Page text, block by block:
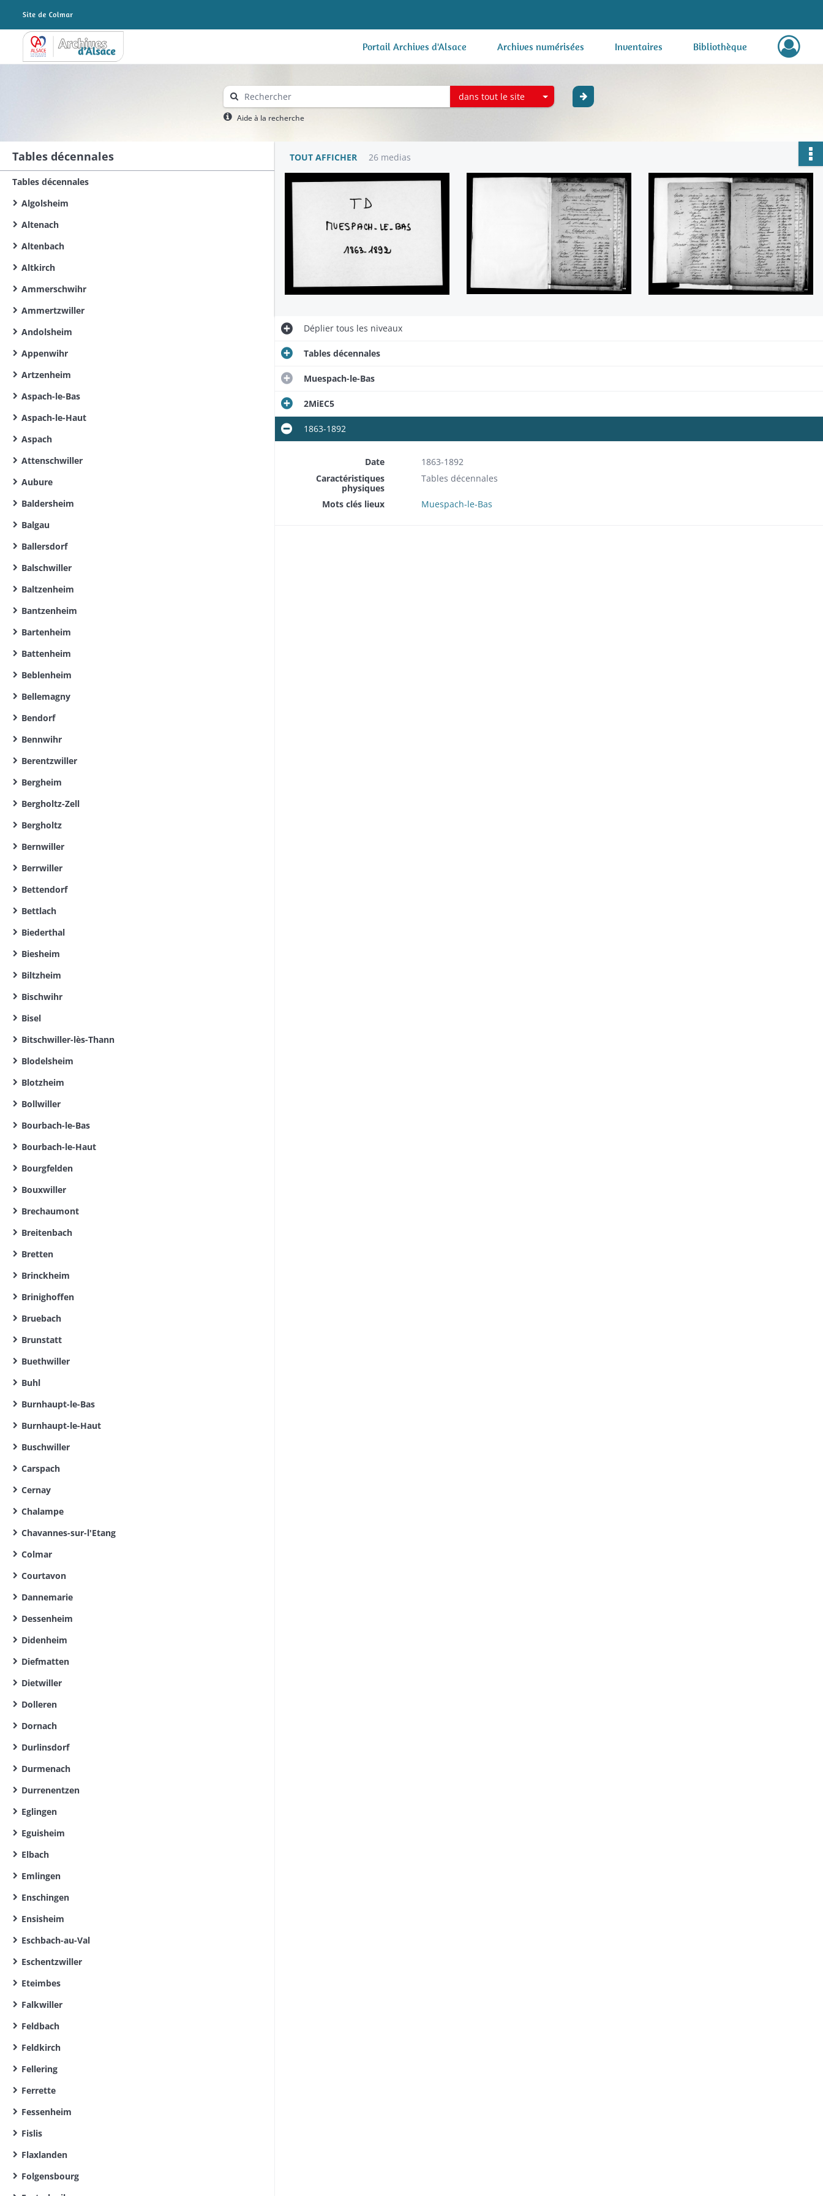
Archives Alsace - Colmar Portail Archives d'Alsace Archives numérisées Inventaires Bibliothèque
dans tout le site
Aide à la recherche
Tables décennales
Tables décennales
Algolsheim
Altenach
Altenbach
Altkirch
Ammerschwihr
Ammertzwiller
Andolsheim
Appenwihr
Artzenheim
Aspach-le-Bas
Aspach-le-Haut
Aspach
Attenschwiller
Aubure
Baldersheim
Balgau
Ballersdorf
Balschwiller
Baltzenheim
Bantzenheim
Bartenheim
Battenheim
Beblenheim
Bellemagny
Bendorf
Bennwihr
Berentzwiller
Bergheim
Bergholtz-Zell
Bergholtz
Bernwiller
Berrwiller
Bettendorf
Bettlach
Biederthal
Biesheim
Biltzheim
Bischwihr
Bisel
Bitschwiller-lès-Thann
Blodelsheim
Blotzheim
Bollwiller
Bourbach-le-Bas
Bourbach-le-Haut
Bourgfelden
Bouxwiller
Brechaumont
Breitenbach
Bretten
Brinckheim
Brinighoffen
Bruebach
Brunstatt
Buethwiller
Buhl
Burnhaupt-le-Bas
Burnhaupt-le-Haut
Buschwiller
Carspach
Cernay
Chalampe
Chavannes-sur-l'Etang
Colmar
Courtavon
Dannemarie
Dessenheim
Didenheim
Diefmatten
Dietwiller
Dolleren
Dornach
Durlinsdorf
Durmenach
Durrenentzen
Eglingen
Eguisheim
Elbach
Emlingen
Enschingen
Ensisheim
Eschbach-au-Val
Eschentzwiller
Eteimbes
Falkwiller
Feldbach
Feldkirch
Fellering
Ferrette
Fessenheim
Fislis
Flaxlanden
Folgensbourg
TOUT AFFICHER 26 medias
Dépliertous les niveaux
Tables décennales
Muespach-le-Bas
2MiEC5
1863-1892
Date
1863-1892
Caractéristiques
physiques
Tables décennales
Mots clés lieux Muespach-le-Bas